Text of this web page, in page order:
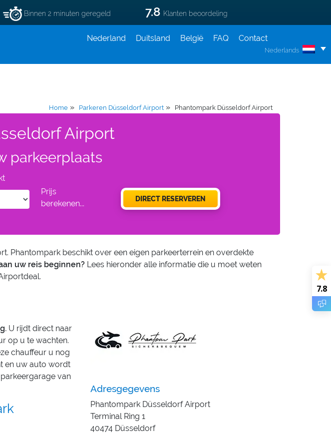
Binnen 2 minuten geregeld 7.8 Klanten beoordeling
Contact
FAQ
België
Duitsland
Nederland
Nederlands
Home » Parkeren Düsseldorf Airport » Phantompark Düsseldorf Airport
Airport
parkeerplaats
Prijs
berekenen...
DIRECT RESERVEREN
Phantompark beschikt over een eigen parkeerterrein en overdekte
uw reis beginnen? Lees hieronder alle informatie die u moet weten
U rijdt direct naar
op u te wachten.
chauffeur u nog
en uw auto wordt
van
Adresgegevens
Phantompark Düsseldorf Airport
Terminal Ring 1
40474 Düsseldorf
7.8